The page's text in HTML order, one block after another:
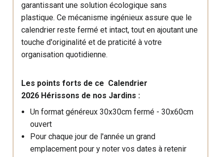
garantissant une solution écologique sans
plastique. Ce mécanisme ingénieux assure que le
calendrier reste fermé et intact, tout en ajoutant une
touche d'originalité et de praticité à votre
organisation quotidienne.
Les points forts de ce Calendrier
2026 Hérissons de nos Jardins :
Un format généreux 30x30cm fermé - 30x60cm
ouvert
Pour chaque jour de l'année un grand
emplacement pour y noter vos dates à retenir